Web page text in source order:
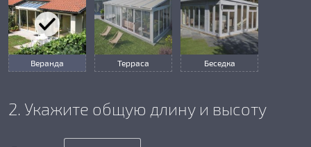
Веранда Терраса Беседка
2. Укажите общую длину и высоту